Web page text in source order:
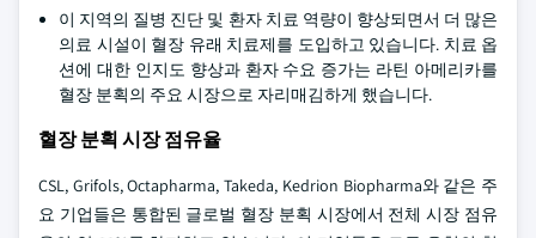
이 지역의 질병 진단 및 환자 치료 역량이 향상되면서 더 많은
의료 시설이 혈장 유래 치료제를 도입하고 있습니다. 치료 옵
션에 대한 인지도 향상과 환자 수요 증가는 라틴 아메리카를
혈장 분획의 주요 시장으로 자리매김하게 했습니다.
혈장 분획 시장 점유율
CSL, Grifols, Octapharma, Takeda, Kedrion Biopharma와 같은 주
요 기업들은 통합된 글로벌 혈장 분획 시장에서 전체 시장 점유